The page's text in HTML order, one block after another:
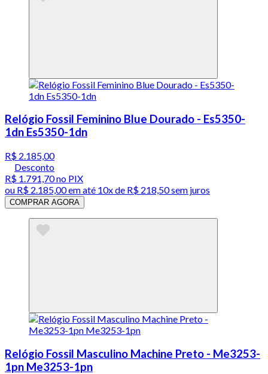
Relógio Fossil Feminino Blue Dourado - Es5350-
1dn Es5350-1dn
R$ 2.185,00
Desconto
R$ 1.791,70no PIX
ou R$ 2.185,00em até 10x de R$ 218,50 sem juros
COMPRAR AGORA
Relógio Fossil Masculino Machine Preto - Me3253-
1pn Me3253-1pn